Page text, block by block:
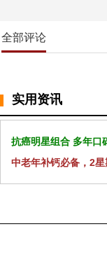
全部评论
实用资讯
抗癌明星组合 多年口
中老年补钙必备，2